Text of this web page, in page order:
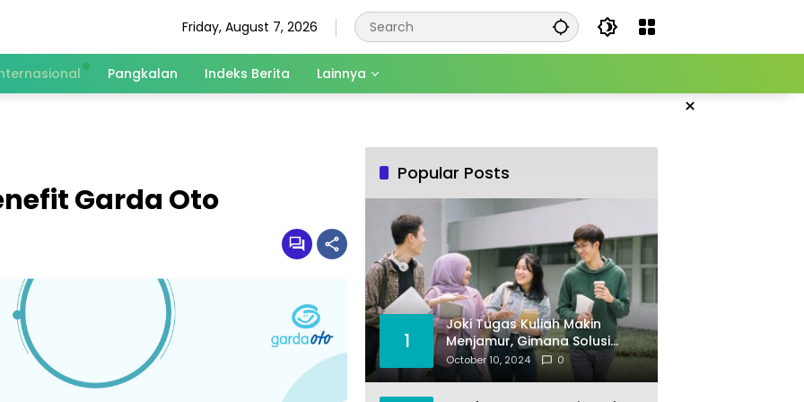
Friday, August 7, 2026
Pangkalan Indeks Berita Lainnya
×
Garda Oto
Popular Posts
1
Joki Tugas Kuliah Makin
Menjamur, Gimana Solusi
Mencegahnya?
October 10, 2024 0